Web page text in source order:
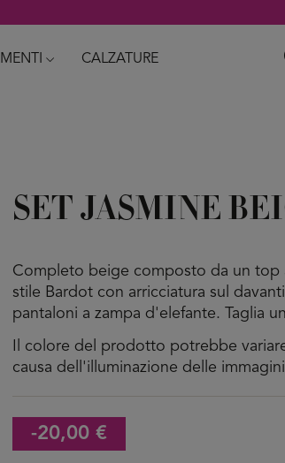
CALZATURE
SET JASMINE
Completo beige composto da un top
stile Bardot con arricciatura sul
pantaloni a zampa d'elefante. Taglia
Il colore del prodotto potrebbe
causa dell'illuminazione delle
-20,00 €